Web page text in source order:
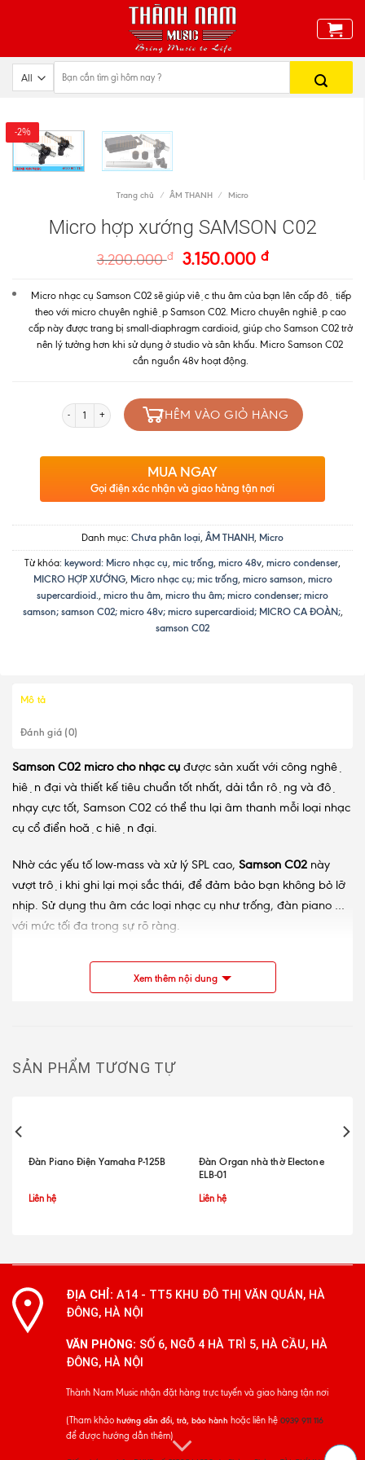
-2%
Trang chủ / ÂM THANH / Micro
Micro hợp xướng SAMSON C02
3.200.000đ 3.150.000đ
Micro nhạc cụ Samson C02 sẽ giúp việc thu âm của bạn lên cấp độ tiếp
theo với micro chuyên nghiệp Samson C02. Micro chuyên nghiệp cao
cấp này được trang bị small-diaphragm cardioid, giúp cho Samson C02 trở
nên lý tưởng hơn khi sử dụng ở studio và sân khấu. Micro Samson C02
cần nguồn 48v hoạt động.
Số lượng THÊM VÀO GIỎ HÀNG
MUA NGAY
Gọi điện xác nhận và giao hàng tận nơi
Danh mục: Chưa phân loại, ÂM THANH, Micro
Từ khóa: keyword: Micro nhạc cụ, mic trống, micro 48v, micro condenser,
MICRO HỢP XƯỚNG, Micro nhạc cụ; mic trống, micro samson, micro
supercardioid., micro thu âm, micro thu âm; micro condenser; micro
samson; samson C02; micro 48v; micro supercardioid; MICRO CA ĐOÀN;,
samson C02
Mô tả
Đánh giá (0)
Samson C02 micro cho nhạc cụ được sản xuất với công nghệ
hiện đại và thiết kế tiêu chuẩn tốt nhất, dải tần rộng và độ
nhạy cực tốt, Samson C02 có thể thu lại âm thanh mỗi loại nhạc
cụ cổ điển hoặc hiện đại.
Nhờ các yếu tố low-mass và xử lý SPL cao, Samson C02 này
vượt trội khi ghi lại mọi sắc thái, để đảm bảo bạn không bỏ lỡ
nhịp. Sử dụng thu âm các loại nhạc cụ như trống, đàn piano …
với mức tối đa trong sự rõ ràng.
Micro Samson C02có thể sử dụng trong dàn hợp xướng, dàn
đồng ca, ca đoàn nhà thờ.Xem thêm nội dung
SẢN PHẨM TƯƠNG TỰ
Đàn Piano Điện Yamaha P-125B
Liên hệ
Đàn Organ nhà thờ Electone
ELB-01
Liên hệ
ĐỊA CHỈ: A14 - TT5 KHU ĐÔ THỊ VĂN QUÁN, HÀ
ĐÔNG, HÀ NỘI
VĂN PHÒNG: SỐ 6, NGÕ 4 HÀ TRÌ 5, HÀ CẦU, HÀ
ĐÔNG, HÀ NỘI
Thành Nam Music nhận đặt hàng trực tuyến và giao hàng tận nơi
(Tham khảo hướng dẫn đổi, trả, bảo hành hoặc liên hệ 0939 911 116
để được hướng dẫn thêm)